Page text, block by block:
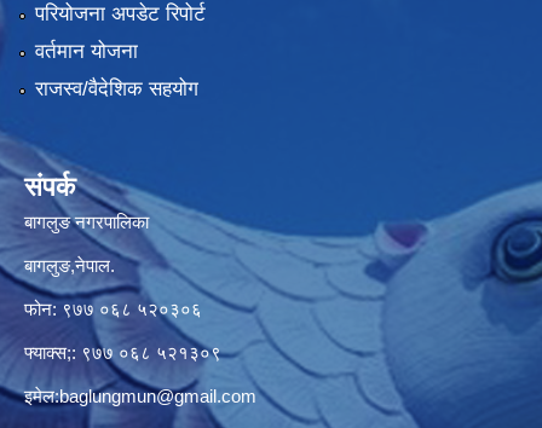
परियोजना अपडेट रिपोर्ट
वर्तमान योजना
राजस्व/वैदेशिक सहयोग
संपर्क
बागलुङ नगरपालिका
बागलुङ,नेपाल.
फोन: ९७७ ०६८ ५२०३०६
फ्याक्स;: ९७७ ०६८ ५२१३०९
इमेल:baglungmun@gmail.com